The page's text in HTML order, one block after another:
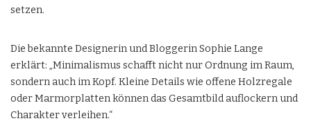
setzen.
Die bekannte Designerin und Bloggerin Sophie Lange
erklärt: „Minimalismus schafft nicht nur Ordnung im Raum,
sondern auch im Kopf. Kleine Details wie offene Holzregale
oder Marmorplatten können das Gesamtbild auflockern und
Charakter verleihen.“